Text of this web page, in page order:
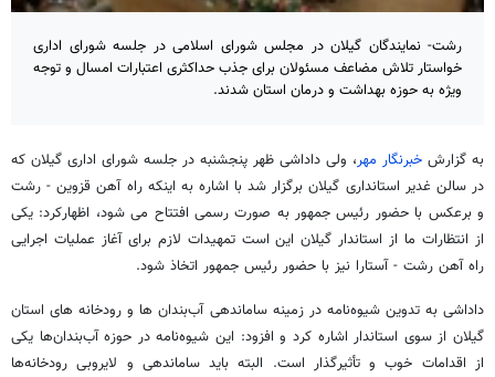
رشت- نمایندگان گیلان در مجلس شورای اسلامی در جلسه شورای اداری
خواستار تلاش مضاعف مسئولان برای جذب حداکثری اعتبارات امسال و توجه
ویژه به حوزه بهداشت و درمان استان شدند.
به گزارش خبرنگار مهر، ولی داداشی ظهر پنجشنبه در جلسه شورای اداری گیلان که
در سالن غدیر استانداری گیلان برگزار شد با اشاره به اینکه راه آهن قزوین - رشت
و برعکس با حضور رئیس جمهور به صورت رسمی افتتاح می شود، اظهارکرد: یکی
از انتظارات ما از استاندار گیلان این است تمهیدات لازم برای آغاز عملیات اجرایی
راه آهن رشت - آستارا نیز با حضور رئیس جمهور اتخاذ شود.
داداشی به تدوین شیوه‌نامه در زمینه ساماندهی آب‌بندان ها و رودخانه های استان
گیلان از سوی استاندار اشاره کرد و افزود: این شیوه‌نامه در حوزه آب‌بندان‌ها یکی
از اقدامات خوب و تأثیرگذار است. البته باید ساماندهی و لایروبی رودخانه‌ها